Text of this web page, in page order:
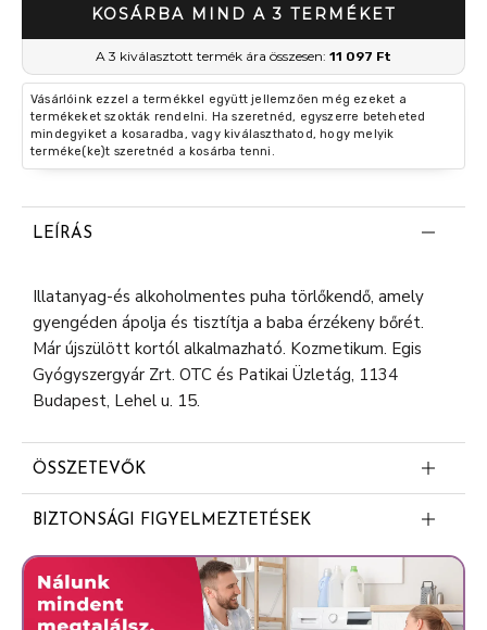
KOSÁRBA MIND A 3 TERMÉKET
A 3 kiválasztott termék ára összesen: 11 097 Ft
Vásárlóink ezzel a termékkel együtt jellemzően még ezeket a
termékeket szokták rendelni. Ha szeretnéd, egyszerre beteheted
mindegyiket a kosaradba, vagy kiválaszthatod, hogy melyik
terméke(ke)t szeretnéd a kosárba tenni.
LEÍRÁS
Illatanyag-és alkoholmentes puha törlőkendő, amely
gyengéden ápolja és tisztítja a baba érzékeny bőrét.
Már újszülött kortól alkalmazható. Kozmetikum. Egis
Gyógyszergyár Zrt. OTC és Patikai Üzletág, 1134
Budapest, Lehel u. 15.
ÖSSZETEVŐK
Aqua
Phenoxyethanol
Ethylhexylglycerin
BIZTONSÁGI FIGYELMEZTETÉSEK
Nyálkahártyákkal ne érintkezzen és szembe ne kerüljön.
Gyermekek elől elzárva tartandó.